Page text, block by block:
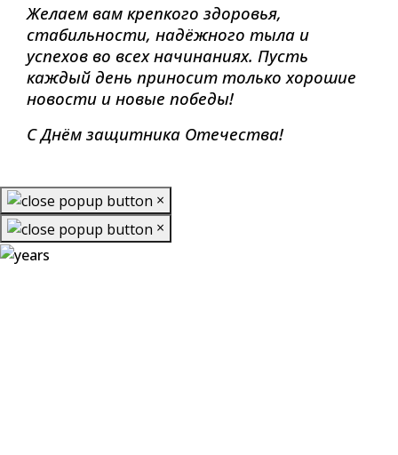
Желаем вам крепкого здоровья,
стабильности, надёжного тыла и
успехов во всех начинаниях. Пусть
каждый день приносит только хорошие
новости и новые победы!
С Днём защитника Отечества!
×
×